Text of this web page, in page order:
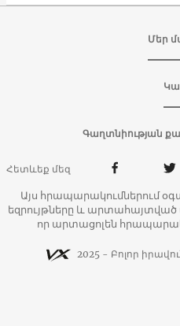
Մեր
Գաղտնիության
Հետևեք մեզ
Այս հրապարակումներում
եզրույթները և
որ արտացոլեն
2025 - Բոլոր